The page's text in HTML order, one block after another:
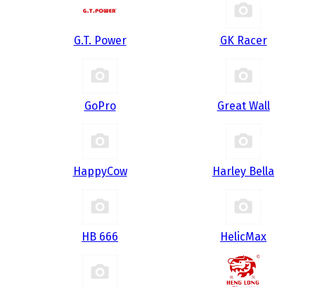
G.T. Power GK Racer
GoPro Great Wall
HappyCow Harley Bella
HB 666 HelicMax